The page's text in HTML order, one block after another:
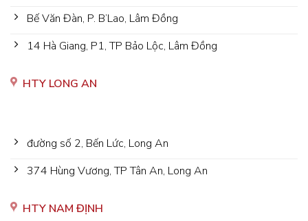
Bế Văn Đàn, P. B’Lao, Lâm Đồng
14 Hà Giang, P1, TP Bảo Lộc, Lâm Đồng
HTY LONG AN
đường số 2, Bến Lức, Long An
374 Hùng Vương, TP Tân An, Long An
HTY NAM ĐỊNH